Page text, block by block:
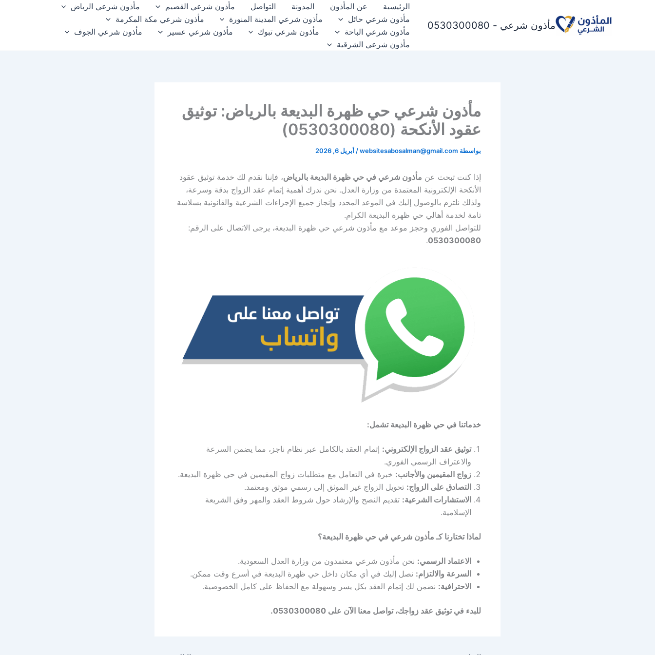
مأذون شرعي - 0530300080
الرئيسية عن المأذون المدونة التواصل مأذون شرعي القصيم
مأذون شرعي الرياض
مأذون شرعي حائل
مأذون شرعي المدينة المنورة
مأذون شرعي مكة المكرمة
مأذون شرعي الباحة
مأذون شرعي تبوك مأذون شرعي عسير
مأذون شرعي الجوف
مأذون شرعي الشرقية
مأذون شرعي حي ظهرة البديعة بالرياض: توثيق
عقود الأنكحة (0530300080)
بواسطة websitesabosalman@gmail.com
/ أبريل 6, 2026
إذا كنت تبحث عن مأذون شرعي في حي ظهرة البديعة بالرياض، فإننا نقدم لك خدمة توثيق عقود
الأنكحة الإلكترونية المعتمدة من وزارة العدل. نحن ندرك أهمية إتمام عقد الزواج بدقة وسرعة،
ولذلك نلتزم بالوصول إليك في الموعد المحدد وإنجاز جميع الإجراءات الشرعية والقانونية بسلاسة
تامة لخدمة أهالي حي ظهرة البديعة الكرام.
للتواصل الفوري وحجز موعد مع مأذون شرعي حي ظهرة البديعة، يرجى الاتصال على الرقم:
0530300080
.
خدماتنا في حي ظهرة البديعة تشمل:
توثيق عقد الزواج الإلكتروني: إتمام العقد بالكامل عبر نظام ناجز، مما يضمن السرعة
والاعتراف الرسمي الفوري.
زواج المقيمين والأجانب: خبرة في التعامل مع متطلبات زواج المقيمين في حي ظهرة البديعة.
التصادق على الزواج: تحويل الزواج غير الموثق إلى رسمي موثق ومعتمد.
الاستشارات الشرعية: تقديم النصح والإرشاد حول شروط العقد والمهر وفق الشريعة
الإسلامية.
لماذا تختارنا كـ مأذون شرعي في حي ظهرة البديعة؟
الاعتماد الرسمي: نحن مأذون شرعي معتمدون من وزارة العدل السعودية.
السرعة والالتزام: نصل إليك في أي مكان داخل حي ظهرة البديعة في أسرع وقت ممكن.
الاحترافية: نضمن لك إتمام العقد بكل يسر وسهولة مع الحفاظ على كامل الخصوصية.
للبدء في توثيق عقد زواجك، تواصل معنا الآن على 0530300080.